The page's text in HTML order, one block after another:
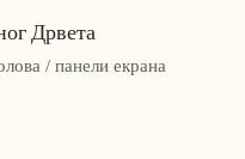
Дрвета
/ панели екрана